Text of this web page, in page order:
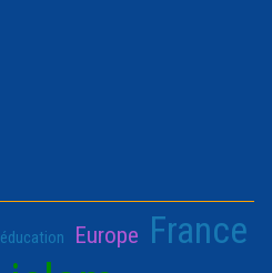
éducation Europe France